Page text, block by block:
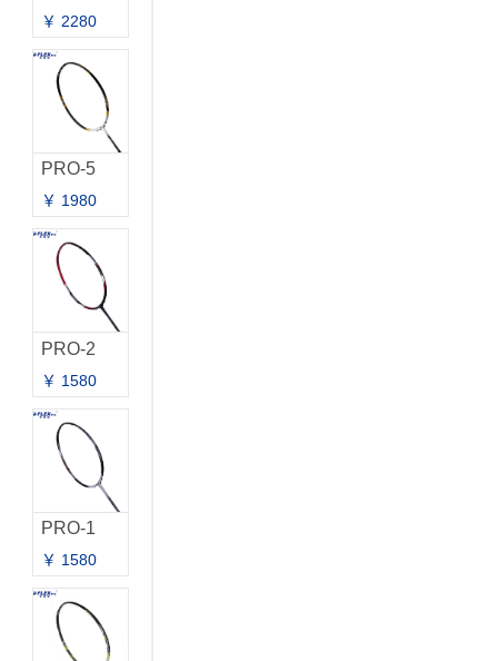
￥ 2280
PRO-5
￥ 1980
PRO-2
￥ 1580
PRO-1
￥ 1580